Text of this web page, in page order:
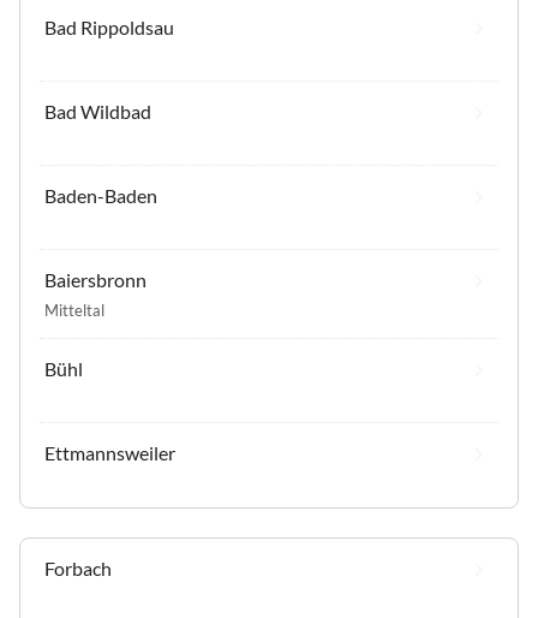
Bad Rippoldsau
Bad Wildbad
Baden-Baden
Baiersbronn
Mitteltal
Bühl
Ettmannsweiler
Forbach